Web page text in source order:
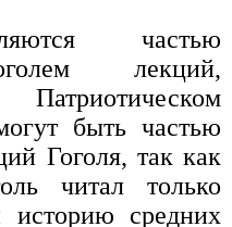
частью
лекций,
быть частью
Гоголя, так как
читал только
средних